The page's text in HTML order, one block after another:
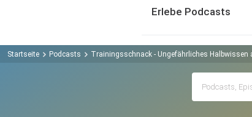
Erlebe Podcasts
Startseite Podcasts Trainingsschnack - Ungefährliches Halbwissen